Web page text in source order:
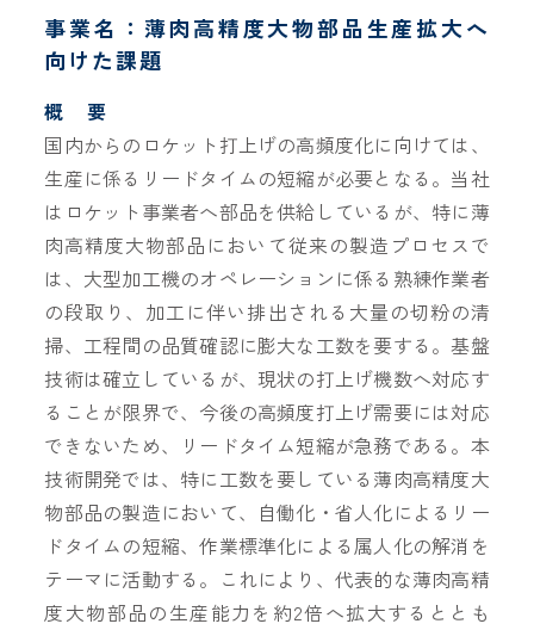
事業名：薄肉高精度大物部品生産拡大へ
向けた課題
概 要
国内からのロケット打上げの高頻度化に向けては、
生産に係るリードタイムの短縮が必要となる。当社
はロケット事業者へ部品を供給しているが、特に薄
肉高精度大物部品において従来の製造プロセスで
は、大型加工機のオペレーションに係る熟練作業者
の段取り、加工に伴い排出される大量の切粉の清
掃、工程間の品質確認に膨大な工数を要する。基盤
技術は確立しているが、現状の打上げ機数へ対応す
ることが限界で、今後の高頻度打上げ需要には対応
できないため、リードタイム短縮が急務である。本
技術開発では、特に工数を要している薄肉高精度大
物部品の製造において、自働化・省人化によるリー
ドタイムの短縮、作業標準化による属人化の解消を
テーマに活動する。これにより、代表的な薄肉高精
度大物部品の生産能力を約2倍へ拡大するととも